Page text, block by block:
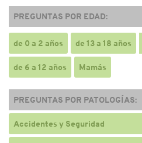
PREGUNTAS POR EDAD:
de 0 a 2 años de 13 a 18 años
de 6 a 12 años Mamás
PREGUNTAS POR PATOLOGÍAS:
Accidentes y Seguridad